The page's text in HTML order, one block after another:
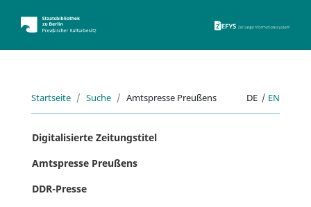
Startseite Suche Amtspresse Preußens DE | EN
Digitalisierte Zeitungstitel
Amtspresse Preußens
DDR-Presse